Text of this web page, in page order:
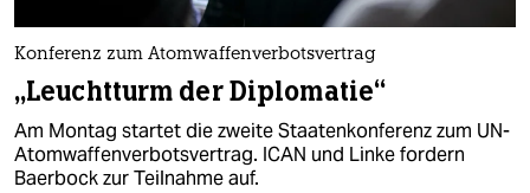
Konferenz zum Atomwaffenverbotsvertrag
„Leuchtturm der Diplomatie“
Am Montag startet die zweite Staatenkonferenz zum UN-
Atomwaffenverbotsvertrag. ICAN und Linke fordern
Baerbock zur Teilnahme auf.